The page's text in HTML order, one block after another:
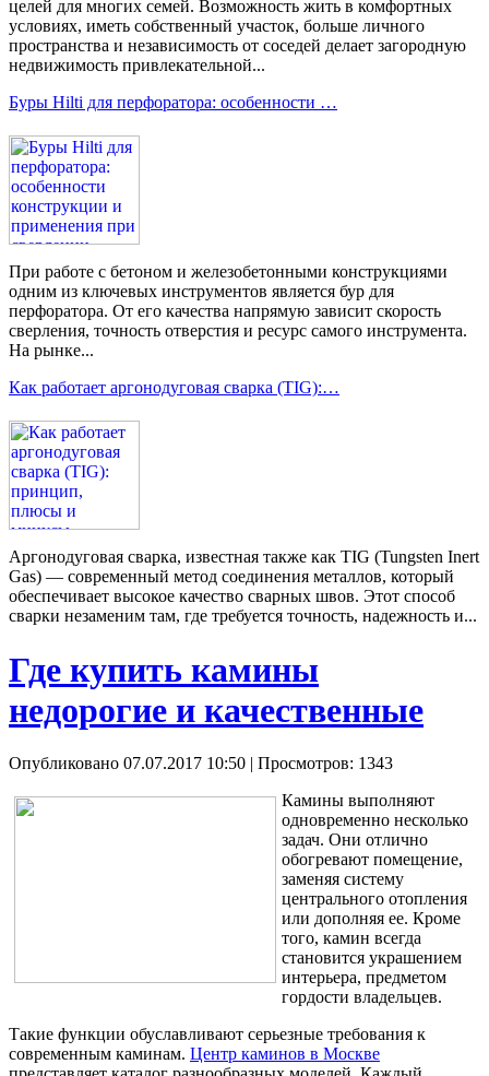
целей для многих семей. Возможность жить в комфортных
условиях, иметь собственный участок, больше личного
пространства и независимость от соседей делает загородную
недвижимость привлекательной...
Буры Hilti для перфоратора: особенности …
При работе с бетоном и железобетонными конструкциями
одним из ключевых инструментов является бур для
перфоратора. От его качества напрямую зависит скорость
сверления, точность отверстия и ресурс самого инструмента.
На рынке...
Как работает аргонодуговая сварка (TIG):…
Аргонодуговая сварка, известная также как TIG (Tungsten Inert
Gas) — современный метод соединения металлов, который
обеспечивает высокое качество сварных швов. Этот способ
сварки незаменим там, где требуется точность, надежность и...
Где купить камины
недорогие и качественные
Опубликовано 07.07.2017 10:50 | Просмотров: 1343
Камины выполняют
одновременно несколько
задач. Они отлично
обогревают помещение,
заменяя систему
центрального отопления
или дополняя ее. Кроме
того, камин всегда
становится украшением
интерьера, предметом
гордости владельцев.
Такие функции обуславливают серьезные требования к
современным каминам. Центр каминов в Москве